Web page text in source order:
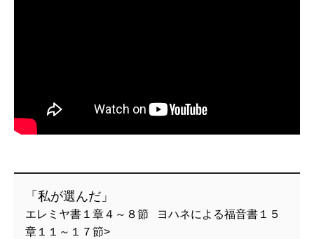
「私が選んだ」
エレミヤ書１章４～８節 ヨハネによる福音書１５
章１１～１７節>